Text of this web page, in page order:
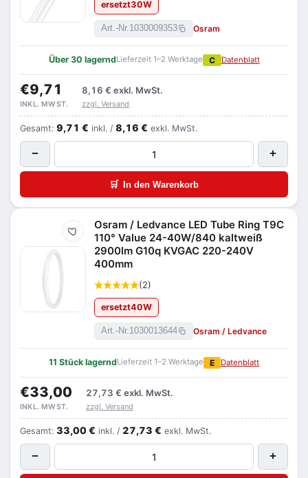
ersetzt30W
Art.-Nr.1030009353 Osram
Über 30 lagerndLieferzeit 1–2 Werktage C Datenblatt
€9,71 8,16 € exkl. MwSt.
INKL. MWST. zzgl. Versand
Gesamt: 9,71 € inkl. / 8,16 € exkl. MwSt.
− +
🛒 In den Warenkorb
Merken
Osram / Ledvance LED Tube Ring T9C
110° Value 24-40W/840 kaltweiß
2900lm G10q KVGAC 220-240V
400mm
(2)
ersetzt40W
Art.-Nr.1030013644 Osram / Ledvance
11 Stück lagerndLieferzeit 1–2 Werktage E Datenblatt
€33,00 27,73 € exkl. MwSt.
INKL. MWST. zzgl. Versand
Gesamt: 33,00 € inkl. / 27,73 € exkl. MwSt.
− +